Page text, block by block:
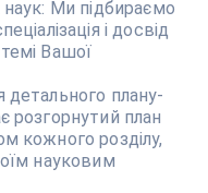
Ми підбираємо
і досвід
Вашої
детального плану-
розгорнутий план
кожного розділу,
науковим